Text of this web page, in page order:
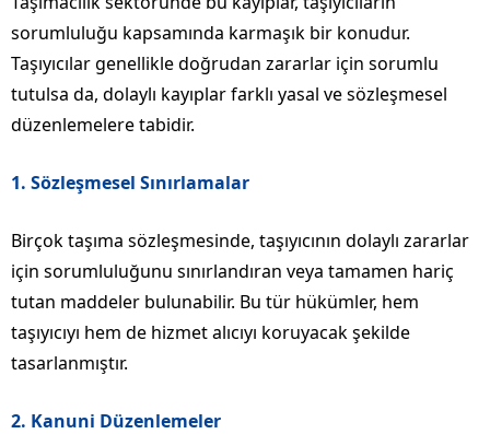
sorumluluğu kapsamında karmaşık bir konudur.
Taşıyıcılar genellikle doğrudan zararlar için sorumlu
tutulsa da, dolaylı kayıplar farklı yasal ve sözleşmesel
düzenlemelere tabidir.
1. Sözleşmesel Sınırlamalar
Birçok taşıma sözleşmesinde, taşıyıcının dolaylı zararlar
için sorumluluğunu sınırlandıran veya tamamen hariç
tutan maddeler bulunabilir. Bu tür hükümler, hem
taşıyıcıyı hem de hizmet alıcıyı koruyacak şekilde
tasarlanmıştır.
2. Kanuni Düzenlemeler